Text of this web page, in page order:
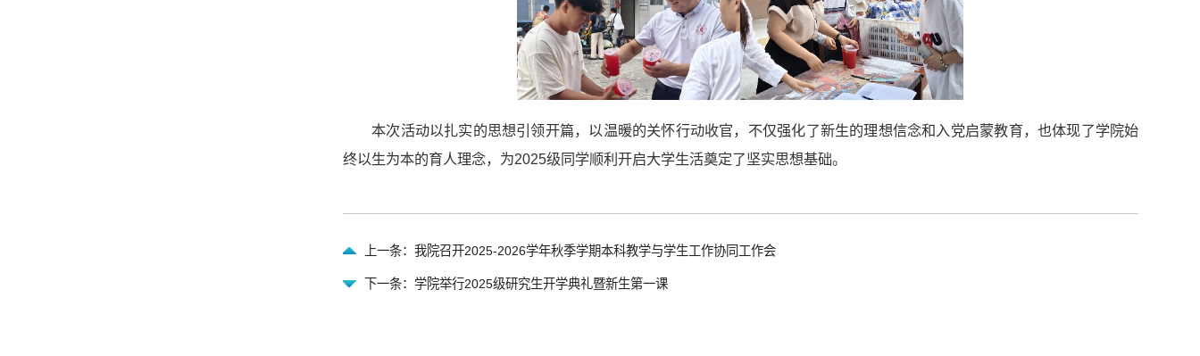
本次活动以扎实的思想引领开篇，以温暖的关怀行动收官，不仅强化了新生的理想信念和入党启蒙教育，也体现了学院始
终以生为本的育人理念，为2025级同学顺利开启大学生活奠定了坚实思想基础。
上一条：我院召开2025-2026学年秋季学期本科教学与学生工作协同工作会
下一条：学院举行2025级研究生开学典礼暨新生第一课